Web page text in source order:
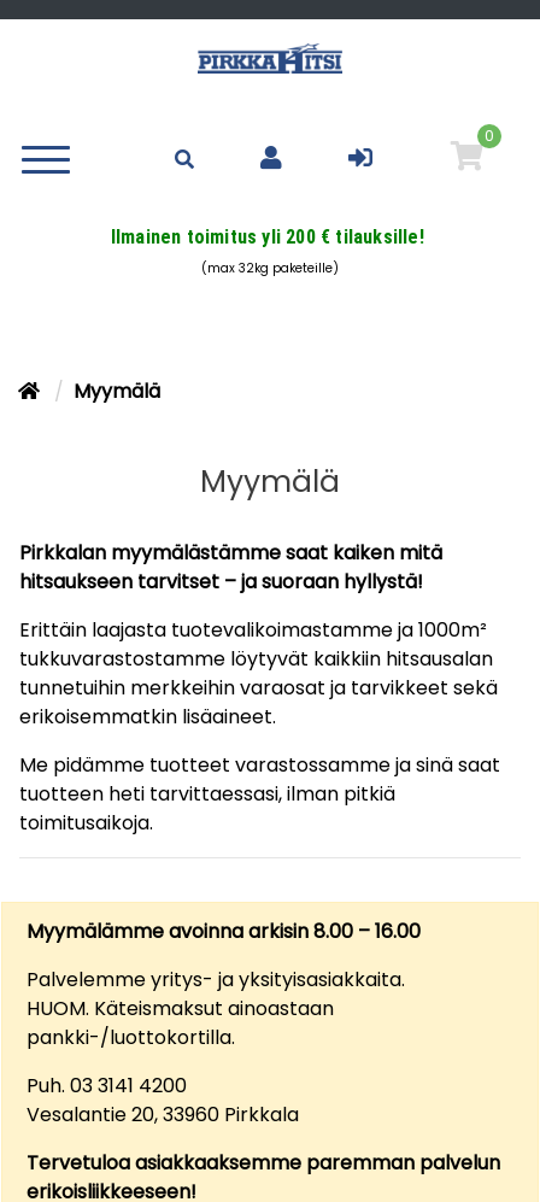
0
Ilmainen toimitus yli 200 € tilauksille!
(max 32kg paketeille)
Myymälä
Myymälä
Pirkkalan myymälästämme saat kaiken mitä
hitsaukseen tarvitset – ja suoraan hyllystä!
Erittäin laajasta tuotevalikoimastamme ja 1000m²
tukkuvarastostamme löytyvät kaikkiin hitsausalan
tunnetuihin merkkeihin varaosat ja tarvikkeet sekä
erikoisemmatkin lisäaineet.
Me pidämme tuotteet varastossamme ja sinä saat
tuotteen heti tarvittaessasi, ilman pitkiä
toimitusaikoja.
Myymälämme avoinna arkisin 8.00 – 16.00
Palvelemme yritys- ja yksityisasiakkaita.
HUOM. Käteismaksut ainoastaan
pankki-/luottokortilla.
Puh. 03 3141 4200
Vesalantie 20, 33960 Pirkkala
Tervetuloa asiakkaaksemme paremman palvelun
erikoisliikkeeseen!